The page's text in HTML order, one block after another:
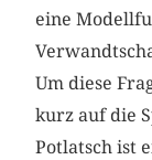
eine
Um diese
kurz auf die
Potlatsch ist